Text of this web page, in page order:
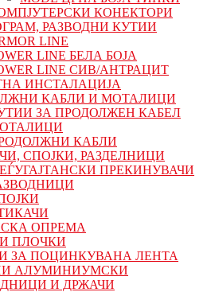
КОНЕКТОРИ
РАЗВОДНИ КУТИИ
LINE
LINE БЕЛА БОЈА
LINE СИВ/АНТРАЦИТ
ИНСТАЛАЦИЈА
КАБЛИ И МОТАЛИЦИ
ЗА ПРОДОЛЖЕН КАБЕЛ
КАБЛИ
СПОЈКИ, РАЗДЕЛНИЦИ
ПРЕКИНУВАЧИ
ОПРЕМА
ПЛОЧКИ
ЗА ПОЦИНКУВАНА ЛЕНТА
АЛУМИНИУМСКИ
И ДРЖАЧИ